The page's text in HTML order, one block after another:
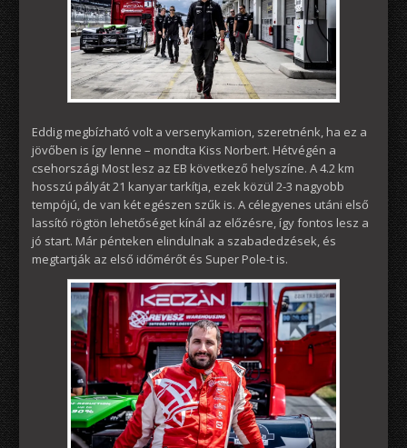
Eddig megbízható volt a versenykamion, szeretnénk, ha ez a
jövőben is így lenne – mondta Kiss Norbert. Hétvégén a
csehországi Most lesz az EB következő helyszíne. A 4.2 km
hosszú pályát 21 kanyar tarkítja, ezek közül 2-3 nagyobb
tempójú, de van két egészen szűk is. A célegyenes utáni első
lassító rögtön lehetőséget kínál az előzésre, így fontos lesz a
jó start. Már pénteken elindulnak a szabadedzések, és
megtartják az első időmérőt és Super Pole-t is.